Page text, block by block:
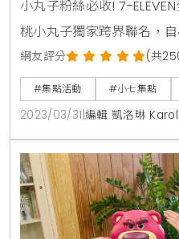
小丸子粉絲必收! 7-
桃小丸子獨家跨界聯名，
… x 櫻桃小丸子丸美新生活
中的櫻桃小丸子、小玉、
色與niko and … 日系簡約
新日式生活美學。「niko
活精品集點送」，首推外
睛「縐褶」元素搭
網友評分 (共
#集點活動 #小七集點
2023/03/31 編輯 凱洛琳